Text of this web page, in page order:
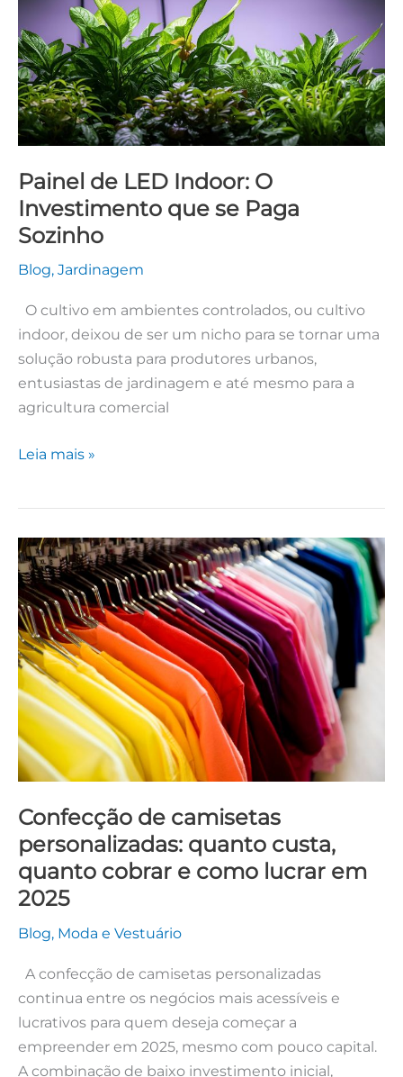
Painel de LED Indoor: O
Investimento que se Paga
Sozinho
Blog, Jardinagem
O cultivo em ambientes controlados, ou cultivo
indoor, deixou de ser um nicho para se tornar uma
solução robusta para produtores urbanos,
entusiastas de jardinagem e até mesmo para a
agricultura comercial
O
Investimento
que
se
Paga
Sozinho
Leia mais »
Confecção de camisetas
personalizadas: quanto custa,
quanto cobrar e como lucrar em
2025
Blog, Moda e Vestuário
A confecção de camisetas personalizadas
continua entre os negócios mais acessíveis e
lucrativos para quem deseja começar a
empreender em 2025, mesmo com pouco capital.
A combinação de baixo investimento inicial,
Confecção
de
camisetas
personalizadas:
quanto
custa,
quanto
cobrar
e
como
em
2025